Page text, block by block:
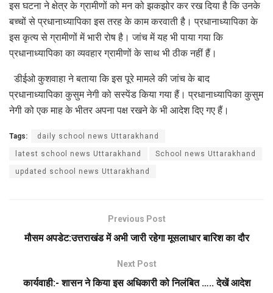
इस घटना ने क्षेत्र के ग्रामीणों को मन को झकझोर कर रख दिया है कि उनके
बच्चों से प्रधानाध्यापिका इस तरह के काम करवाती है। प्रधानाध्यापिका के
इस कृत्य से ग्रामीणों में भारी रोष है। जांच में यह भी पाया गया कि
प्रधानाध्यापिका का व्यवहार ग्रामीणों के साथ भी ठीक नहीं हैं।
डीईओ कुशवाहा ने बताया कि इस पूरे मामले की जांच के बाद
प्रधानाध्यापिका कुसुम नेगी को सस्पेंड किया गया हैं। प्रधानाध्यापिका कुसुम
नेगी को एक माह के भीतर अपना पक्ष रखने के भी आदेश दिए गए हैं।
Tags: daily school news Uttarakhand
latest school news Uttarakhand School news Uttarakhand
updated school news Uttarakhand
Previous Post
मौसम अपडेट:उत्तराखंड में अभी जारी रहेगा मूसलाधार बारिश का दौर
Next Post
कार्यवाही:- शासन ने किया इस अधिकारी को निलंबित ….. देखें आदेश